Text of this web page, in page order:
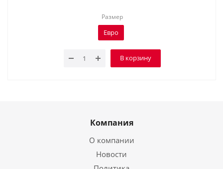
Размер
Евро
В корзину
Компания
О компании
Новости